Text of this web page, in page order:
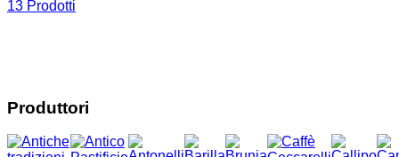
13 Prodotti
Produttori